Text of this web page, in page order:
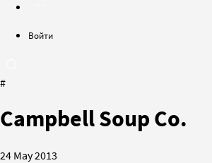
Войти
#
Campbell Soup Co.
24 May 2013